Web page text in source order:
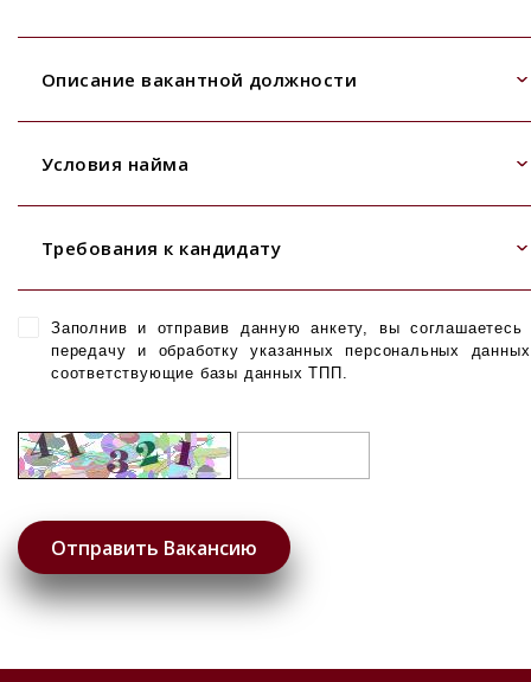
Описание вакантной должности
Условия найма
Требования к кандидату
Заполнив и отправив данную анкету, вы соглашаетесь
передачу и обработку указанных персональных
соответствующие базы данных ТПП.